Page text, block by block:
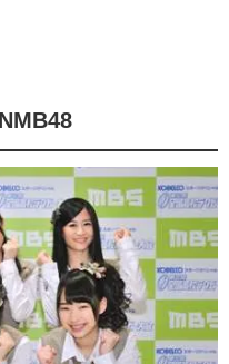
NMB48